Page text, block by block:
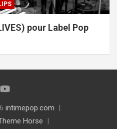
pour Label Pop
intimepop.com
Horse